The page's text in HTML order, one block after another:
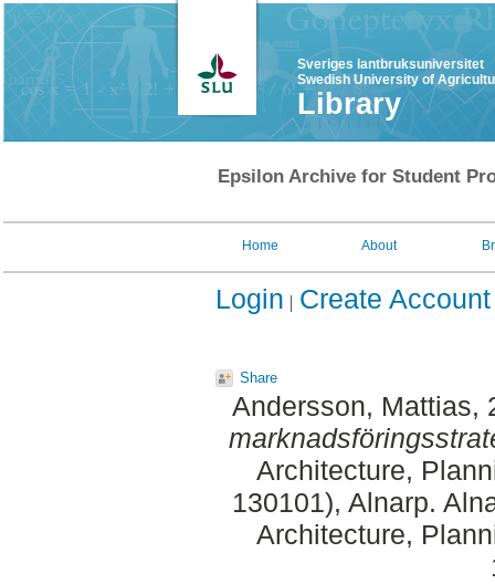
Sveriges lantbruksuniversitet
Swedish University of
Library
Epsilon Archive for Student
Home About
Login Create Account
Share
Andersson, Mattias,
Architecture,
130101), Alnarp.
Architecture,